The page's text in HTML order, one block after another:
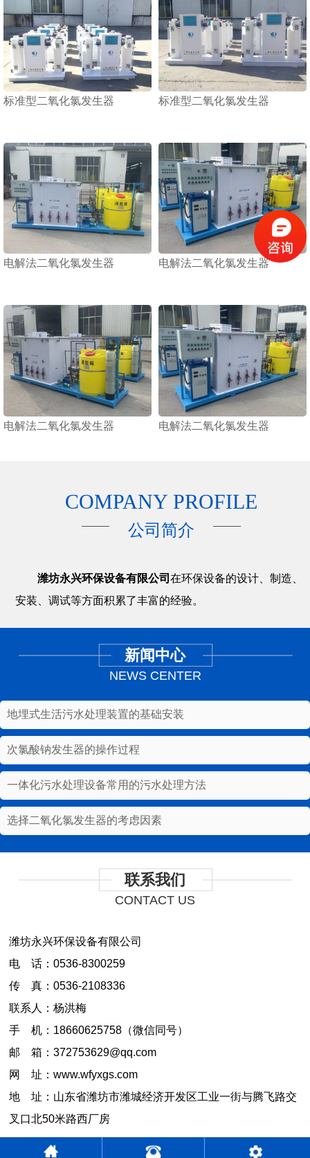
1 2 3
标准型二氧化氯发生器 标准型二氧化氯发生器
电解法二氧化氯发生器 电解法二氧化氯发生器
电解法二氧化氯发生器 电解法二氧化氯发生器
COMPANY PROFILE
公司简介
潍坊永兴环保设备有限公司在环保设备的设计、制造、
安装、调试等方面积累了丰富的经验。
新闻中心
NEWS CENTER
地埋式生活污水处理装置的基础安装
次氯酸钠发生器的操作过程
一体化污水处理设备常用的污水处理方法
选择二氧化氯发生器的考虑因素
联系我们
CONTACT US
潍坊永兴环保设备有限公司
电 话：0536-8300259
传 真：0536-2108336
联系人：杨洪梅
手 机：18660625758（微信同号）
邮 箱：372753629@qq.com
网 址：www.wfyxgs.com
地 址：山东省潍坊市潍城经济开发区工业一街与腾飞路交
叉口北50米路西厂房